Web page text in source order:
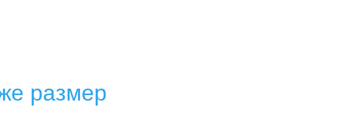
размер